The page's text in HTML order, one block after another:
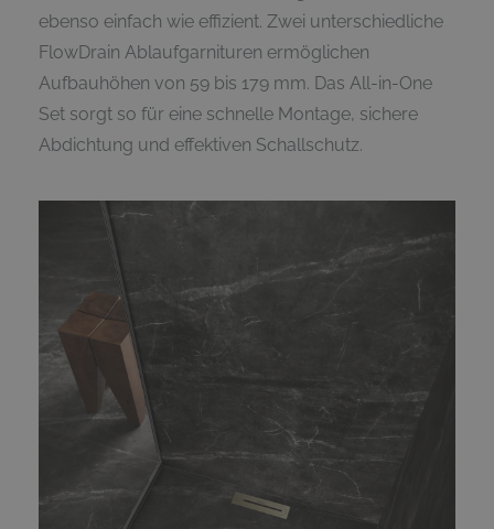
ebenso einfach wie effizient. Zwei unterschiedliche
FlowDrain Ablaufgarnituren ermöglichen
Aufbauhöhen von 59 bis 179 mm. Das All-in-One
Set sorgt so für eine schnelle Montage, sichere
Abdichtung und effektiven Schallschutz.